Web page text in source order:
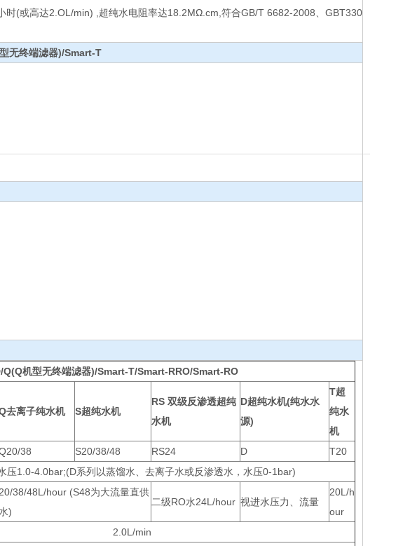
(或高达2.OL/min) ,超纯水电阻率达18.2MΩ.cm,符合GB/T 6682-2008、GBT330
无终端滤器)/Smart-T
Q(Q机型无终端滤器)/Smart-T/Smart-RRO/Smart-RO
去离子纯水机 S超纯水机
RS 双级反渗透超纯
水机
D超纯水机(纯水水
源)
T超
纯水
机
38 S20/38/48 RS24 D
T20
压1.0-4.0bar;(D系列以蒸馏水、去离子水或反渗透水，水压0-1bar)
20/38/48L/hour (S48为大流量直供
水)
二级RO水24L/hour 视进水压力、流量
20L/h
our
2.0L/min